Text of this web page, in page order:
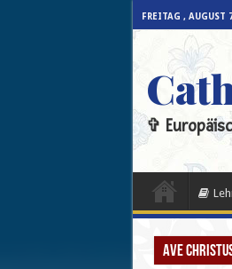
FREITAG , AUGUST
✞
Ave